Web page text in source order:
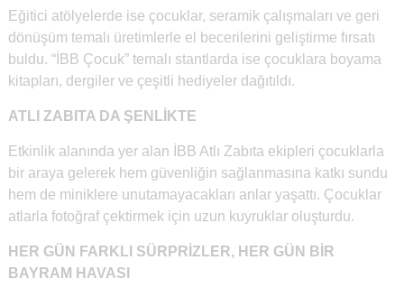
Eğitici atölyelerde ise çocuklar, seramik çalışmaları ve geri
dönüşüm temalı üretimlerle el becerilerini geliştirme fırsatı
buldu. “İBB Çocuk” temalı stantlarda ise çocuklara boyama
kitapları, dergiler ve çeşitli hediyeler dağıtıldı.
ATLI ZABITA DA ŞENLİKTE
Etkinlik alanında yer alan İBB Atlı Zabıta ekipleri çocuklarla
bir araya gelerek hem güvenliğin sağlanmasına katkı sundu
hem de miniklere unutamayacakları anlar yaşattı. Çocuklar
atlarla fotoğraf çektirmek için uzun kuyruklar oluşturdu.
HER GÜN FARKLI SÜRPRİZLER, HER GÜN BİR
BAYRAM HAVASI